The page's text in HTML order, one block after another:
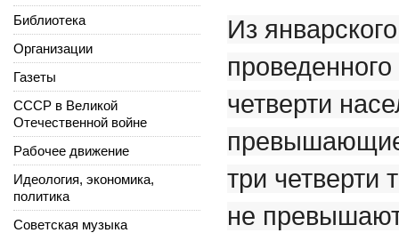
Из
четверти
три четверти
не
Библиотека
Организации
Газеты
СССР в Великой
Отечественной войне
Рабочее движение
Идеология, экономика,
политика
Советская музыка